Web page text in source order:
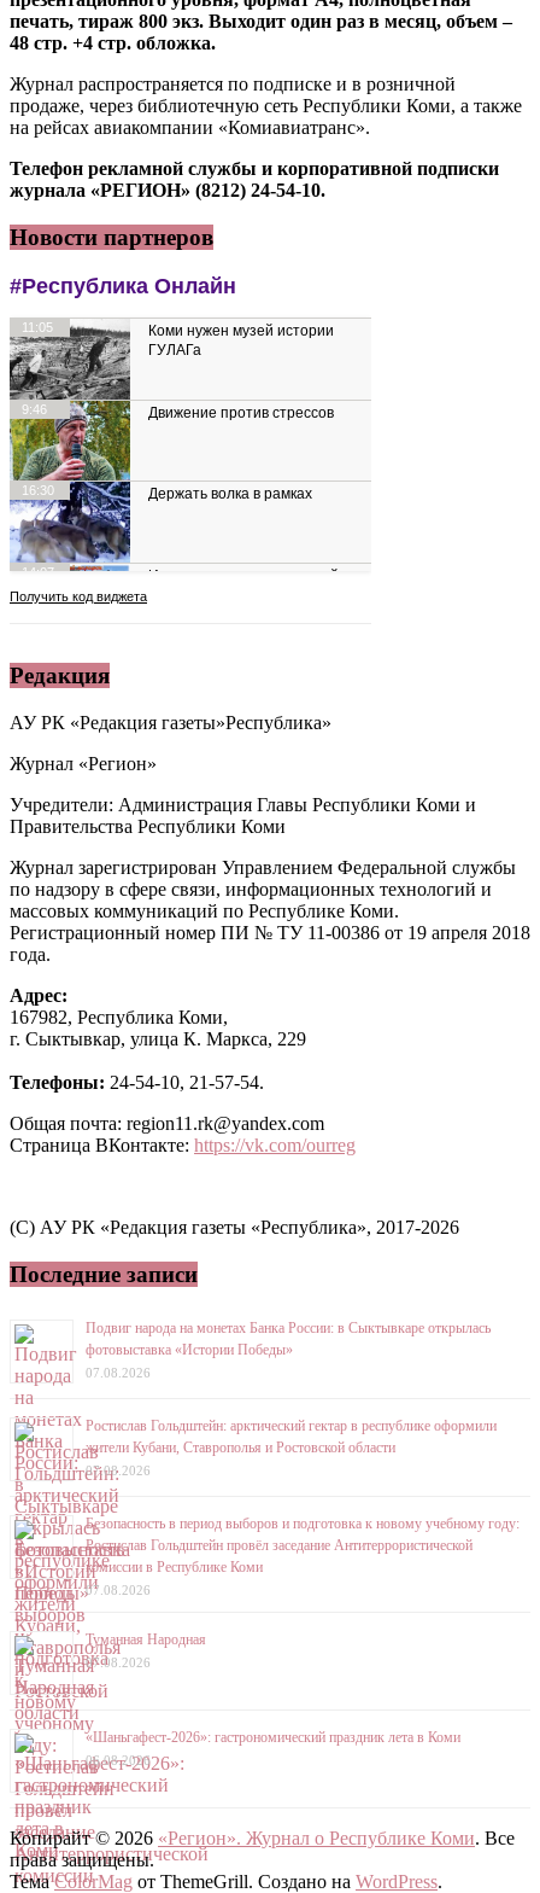
печать, тираж 800 экз. Выходит один раз в месяц, объем –
48 стр. +4 стр. обложка.
Журнал распространяется по подписке и в розничной
продаже, через библиотечную сеть Республики Коми, а также
на рейсах авиакомпании «Комиавиатранс».
Телефон рекламной службы и корпоративной подписки
журнала «РЕГИОН» (8212) 24-54-10.
Новости партнеров
Редакция
АУ РК «Редакция газеты»Республика»
Журнал «Регион»
Учредители: Администрация Главы Республики Коми и
Правительства Республики Коми
Журнал зарегистрирован Управлением Федеральной службы
по надзору в сфере связи, информационных технологий и
массовых коммуникаций по Республике Коми.
Регистрационный номер ПИ № ТУ 11-00386 от 19 апреля 2018
года.
Адрес:
167982, Республика Коми,
г. Сыктывкар, улица К. Маркса, 229
Телефоны: 24-54-10, 21-57-54.
Общая почта: region11.rk@yandex.com
Страница ВКонтакте: https://vk.com/ourreg
(C) АУ РК «Редакция газеты «Республика», 2017-2026
Последние записи
Подвиг народа на монетах Банка России: в Сыктывкаре открылась
фотовыставка «Истории Победы»
07.08.2026
Ростислав Гольдштейн: арктический гектар в республике оформили
жители Кубани, Ставрополья и Ростовской области
07.08.2026
Безопасность в период выборов и подготовка к новому учебному году:
Ростислав Гольдштейн провёл заседание Антитеррористической
комиссии в Республике Коми
07.08.2026
Туманная Народная
07.08.2026
«Шаньгафест-2026»: гастрономический праздник лета в Коми
06.08.2026
Копирайт © 2026 «Регион». Журнал о Республике Коми. Все
права защищены.
ТемаColorMag от ThemeGrill. Создано на WordPress.